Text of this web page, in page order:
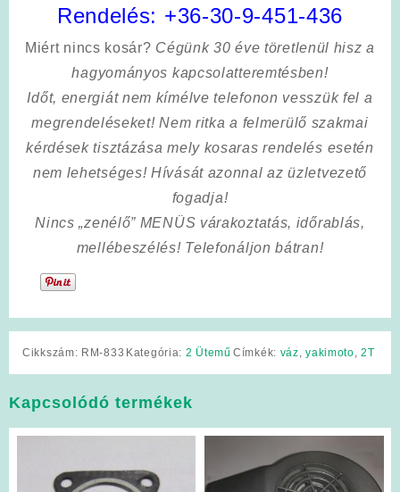
Rendelés: +36-30-9-451-436
Miért nincs kosár? Cégünk 30 éve töretlenül hisz a
hagyományos kapcsolatteremtésben!
Időt, energiát nem kímélvetelefonon vesszük fel a
megrendeléseket! Nem ritka a felmerülő szakmai
kérdések tisztázása mely kosaras rendelés esetén
nem lehetséges! Hívását azonnal az üzletvezető
fogadja!
Nincs „zenélő” MENÜS várakoztatás, időrablás,
mellébeszélés! Telefonáljon bátran!
Cikkszám: RM-833 Kategória: 2 Ütemű Címkék: váz,yakimoto,2T
Kapcsolódó termékek